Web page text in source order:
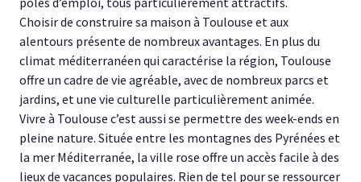
Choisir de construire sa maison à Toulouse et aux
alentours présente de nombreux avantages. En plus du
climat méditerranéen qui caractérise la région, Toulouse
offre un cadre de vie agréable, avec de nombreux parcs et
jardins, et une vie culturelle particulièrement animée.
Vivre à Toulouse c’est aussi se permettre des week-ends en
pleine nature. Située entre les montagnes des Pyrénées et
la mer Méditerranée, la ville rose offre un accès facile à des
lieux de vacances populaires. Rien de tel pour se ressourcer